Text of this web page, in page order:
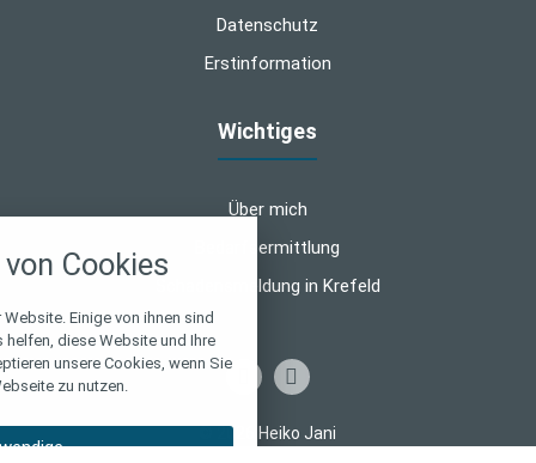
Datenschutz
Erstinformation
Wichtiges
Über mich
Bedarfsermittlung
Schadensmeldung in Krefeld
© 2026 Heiko Jani
Cookies
Einige von ihnen sind
diese Website und Ihre
unsere Cookies, wenn Sie
zu nutzen.
alle verwendeten Cookies und
zu blockieren.
Notwendig
Performance